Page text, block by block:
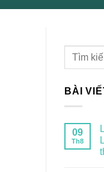
BÀI
09
Th8